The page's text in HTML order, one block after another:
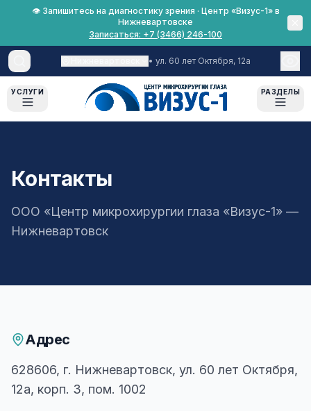
👁 Запишитесь на диагностику зрения · Центр «Визус-1» в
Нижневартовске
Записаться: +7 (3466) 246-100
• ул. 60 лет Октября, 12а
УСЛУГИ РАЗДЕЛЫ
О нас
Контакты
ООО «Центр микрохирургии глаза «Визус-1» —
Нижневартовск
Адрес
628606, г. Нижневартовск, ул. 60 лет Октября,
12а, корп. 3, пом. 1002
Лазерная коррекция
Глаукома
Диагностика
Хирургия глаза